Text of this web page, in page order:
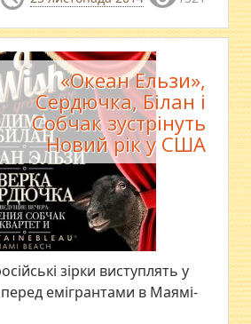
«Океан Ельзи»,
Сердючка, Білан і
Собчак зустрінуть
Новий рік у США
зірки виступлять у
емігрантами в Маямі-